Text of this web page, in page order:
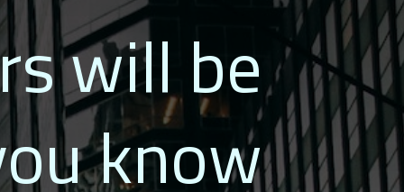
will be
know